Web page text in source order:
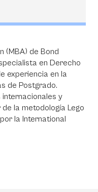
(MBA) de Bond
en Derecho
experiencia en la
de Postgrado.
y
la metodología Lego
la International